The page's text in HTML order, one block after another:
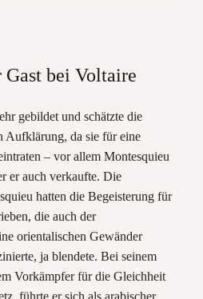
Gast bei Voltaire
gebildet und schätzte die
Aufklärung, da sie für eine
– vor allem Montesquieu
er auch verkaufte. Die
hatten die Begeisterung für
die auch der
orientalischen Gewänder
ja blendete. Bei seinem
Vorkämpfer für die Gleichheit
führte er sich als arabischer